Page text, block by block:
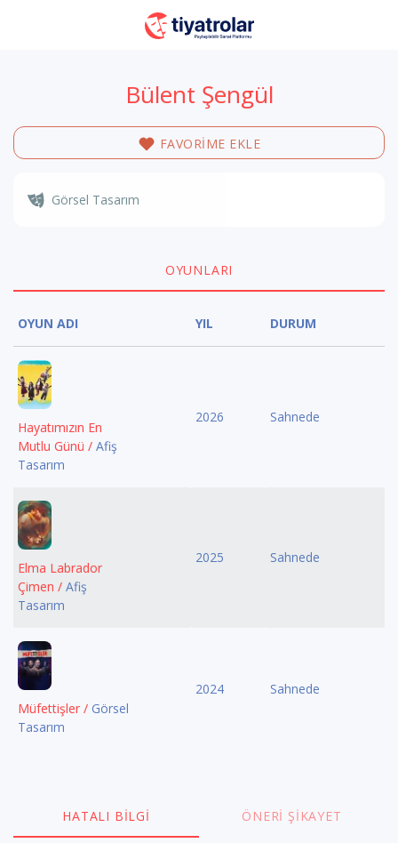
Bülent Şengül
FAVORİME EKLE
Görsel Tasarım
OYUNLARI
OYUN ADI YIL DURUM
Hayatımızın En
Mutlu Günü / Afiş
Tasarım
2026 Sahnede
Elma Labrador
Çimen / Afiş
Tasarım
2025 Sahnede
Müfettişler / Görsel
Tasarım
2024 Sahnede
HATALI BILGI ÖNERI ŞIKAYET